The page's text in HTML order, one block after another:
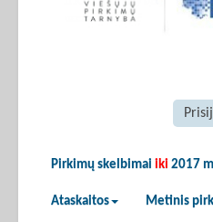
Pirkimų skelbimai iki 2017
Ataskaitos Metinis